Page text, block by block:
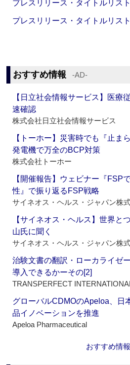
プレスリリース・タイトルリス
プレスリリース・タイトルリス
おすすめ情報 ‐AD‐
【日立社会情報サービス】医療
速確認
株式会社日立社会情報サービス
【トーホー】災害時でも『止
発電機で万全のBCP対策
株式会社トーホー
【開催報告】ウェビナー『FSP
性』で振り返るFSP戦略
サイネオス・ヘルス・ジャパン株
【サイネオス・ヘルス】世界
山氏に聞く
サイネオス・ヘルス・ジャパン株
治験文書の翻訳・ローカライゼ
導入できるかーその[2]
TRANSPERFECT
グローバルCDMOのApeloa、日
品イノベーションを推進
Apeloa Pharmaceutical
おすすめ情